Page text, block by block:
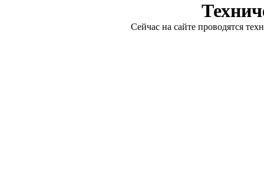
Сейчас на сайте проводятся